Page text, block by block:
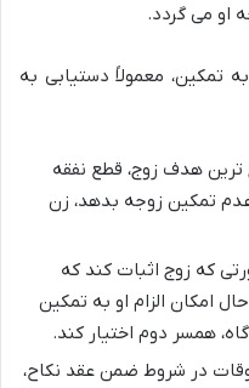
او می گردد.
تمکین، معمولاً دستیابی به
ترین هدف زوج، قطع نفقه
تمکین زوجه بدهد، زن
که زوج اثبات کند که
امکان الزام او به تمکین
همسر دوم اختیار کند.
در شروط ضمن عقد نکاح،